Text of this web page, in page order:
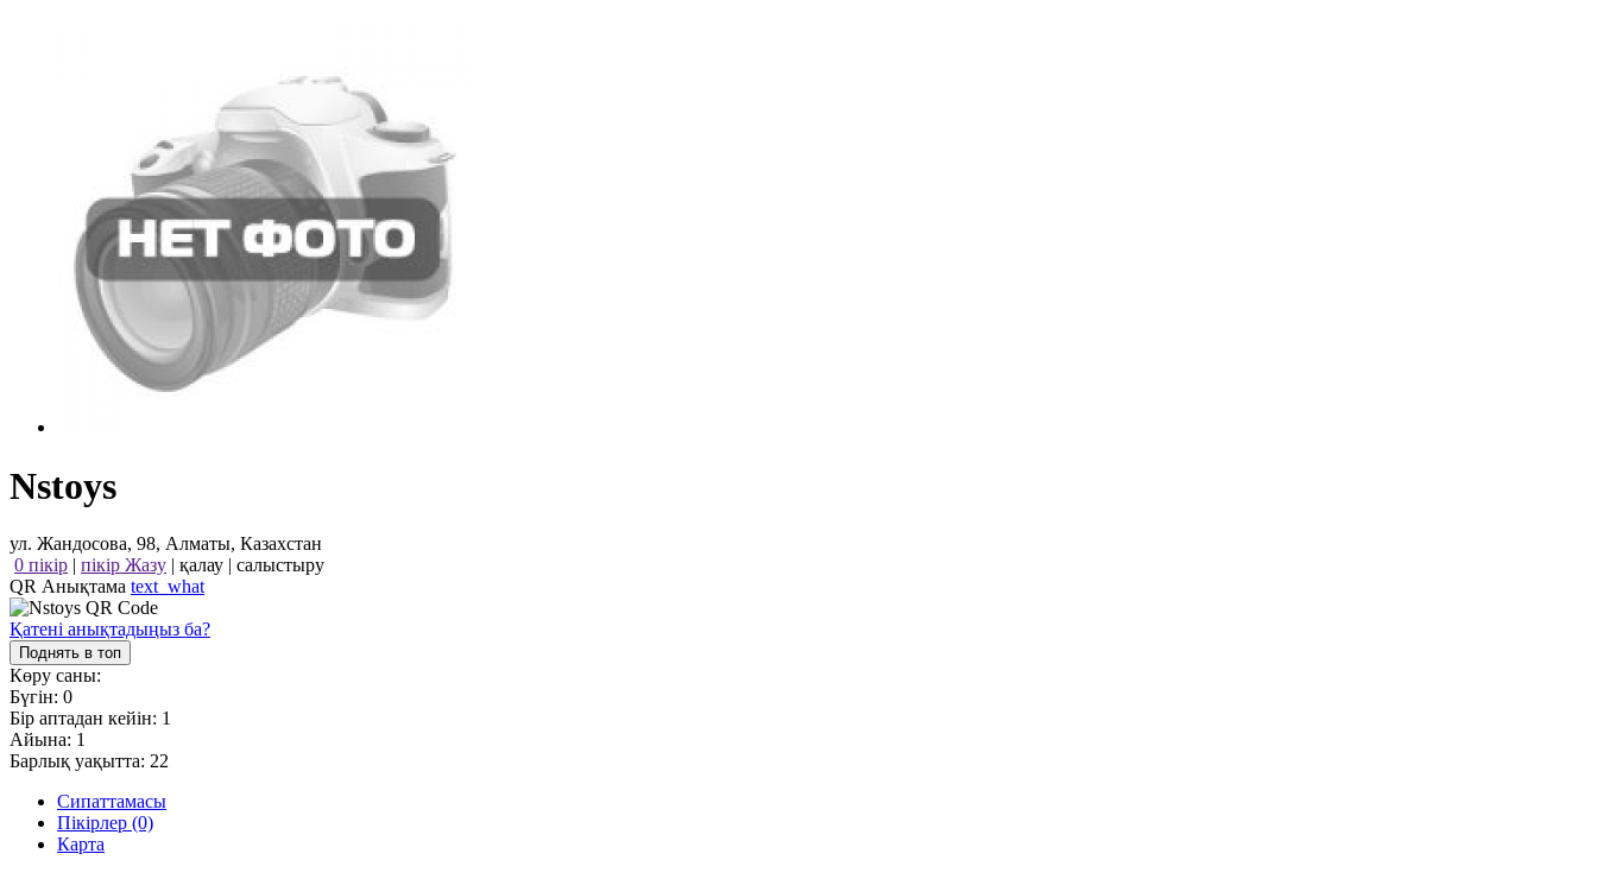
Nstoys
ул. Жандосова, 98, Алматы, Казахстан
0 пікір | пікір Жазу | қалау | салыстыру
QR Анықтама text_what
Қатені анықтадыңыз ба?
Поднять в топ
Көру саны:
Бүгін: 0
Бір аптадан кейін: 1
Айына: 1
Барлық уақытта: 22
Сипаттамасы
Пікірлер (0)
Карта